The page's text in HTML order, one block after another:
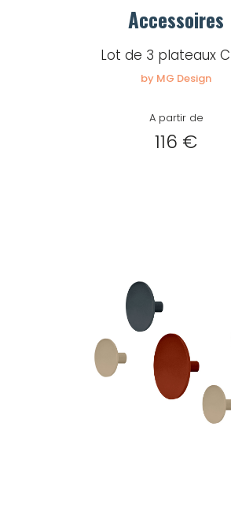
Accessoires
Lot de 3 plateaux
by MG Design
A partir de
116 €